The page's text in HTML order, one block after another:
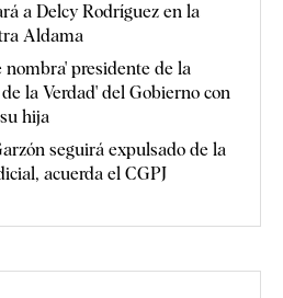
a Delcy Rodríguez en la
Aldama
nombra' presidente de la
la Verdad' del Gobierno con
hija
seguirá expulsado de la
acuerda el CGPJ